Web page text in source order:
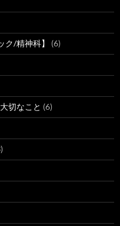
ク/精神科】 (6)
切なこと (6)